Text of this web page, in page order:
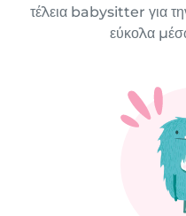
τέλεια babysitter για
εύκολα